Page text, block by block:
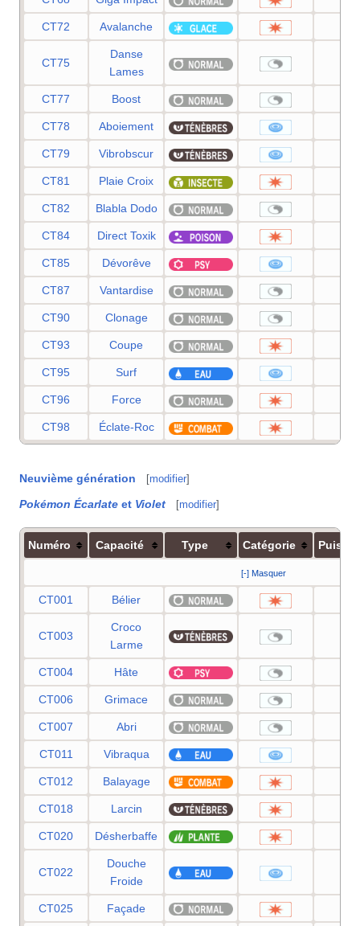
CT72 Avalanche
CT75
Danse
Lames
CT77 Boost
CT78 Aboiement
CT79 Vibrobscur
CT81 Plaie Croix
CT82 Blabla Dodo
CT84 Direct Toxik
CT85 Dévorêve
CT87 Vantardise
CT90 Clonage
CT93 Coupe
CT95 Surf
CT96 Force
CT98 Éclate-Roc
Neuvième génération [modifier]
Pokémon Écarlate et Violet [modifier]
Numéro Capacité Type Catégorie
[-] Masquer
CT001 Bélier
CT003
Croco
Larme
CT004 Hâte
CT006 Grimace
CT007 Abri
CT011 Vibraqua
CT012 Balayage
CT018 Larcin
CT020 Désherbaffe
CT022
Douche
Froide
CT025 Façade